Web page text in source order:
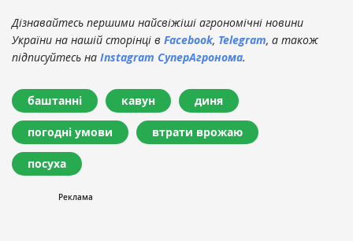
Дізнавайтесь першими найсвіжіші агрономічні новини
України на нашій сторінці в Facebook, Telegram, а також
підписуйтесь на Instagram СуперАгронома.
баштанні кавун диня
погодні умови втрати врожаю
посуха